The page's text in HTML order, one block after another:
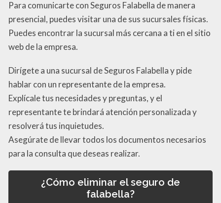
Para comunicarte con Seguros Falabella de manera
presencial, puedes visitar una de sus sucursales físicas.
Puedes encontrar la sucursal más cercana a ti en el sitio
web de la empresa.
Dirígete a una sucursal de Seguros Falabella y pide
hablar con un representante de la empresa.
Explícale tus necesidades y preguntas, y el
representante te brindará atención personalizada y
resolverá tus inquietudes.
Asegúrate de llevar todos los documentos necesarios
para la consulta que deseas realizar.
¿Cómo eliminar el seguro de
falabella?